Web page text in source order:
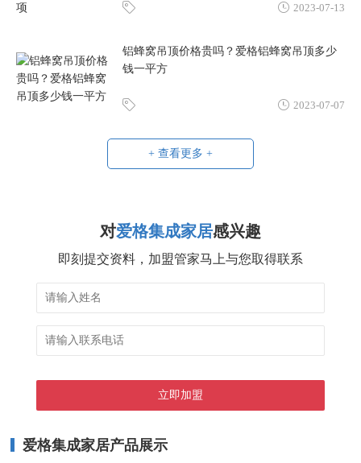
2023-07-13
铝蜂窝吊顶价格贵吗？爱格铝蜂窝吊顶多少
钱一平方
2023-07-07
+ 查看更多 +
对爱格集成家居感兴趣
即刻提交资料，加盟管家马上与您取得联系
爱格集成家居产品展示